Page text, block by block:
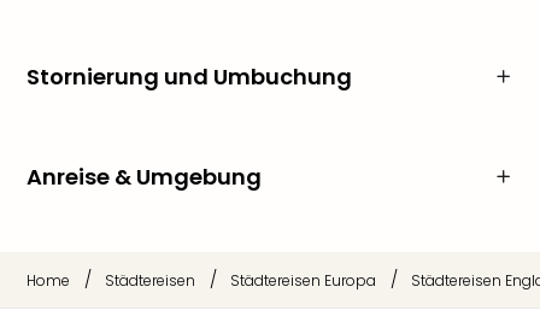
Stornierung und Umbuchung
Anreise & Umgebung
Home / Städtereisen / Städtereisen Europa / Städtereisen